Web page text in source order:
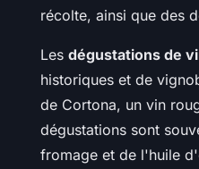
récolte, ainsi que des
Les dégustations de
historiques et de
de Cortona, un vin
dégustations sont
fromage et de l'huile